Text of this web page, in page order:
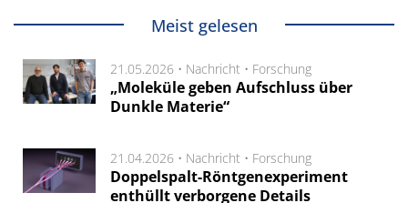
Meist gelesen
21.05.2026 • Nachricht • Forschung
„Moleküle geben Aufschluss über
Dunkle Materie“
21.04.2026 • Nachricht • Forschung
Doppelspalt-Röntgenexperiment
enthüllt verborgene Details